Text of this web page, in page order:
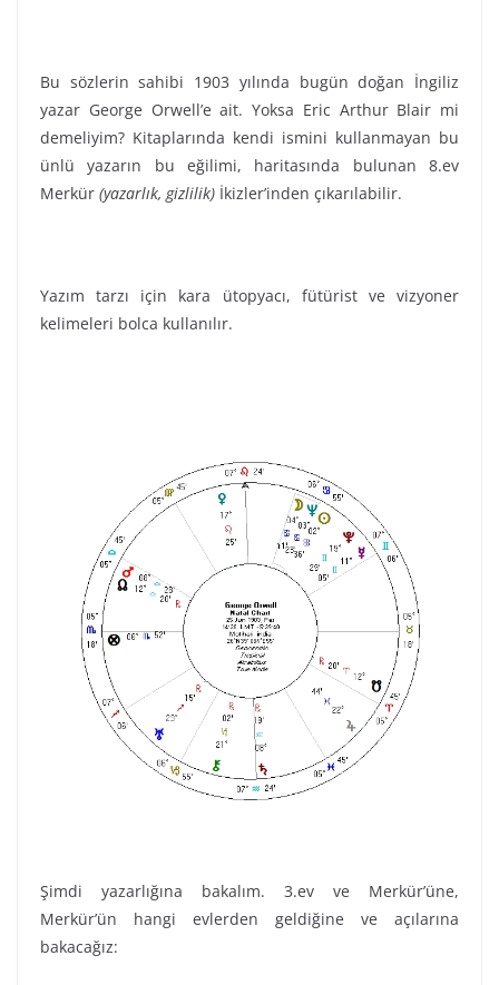
Bu sözlerin sahibi 1903 yılında bugün doğan İngiliz
yazar George Orwell’e ait. Yoksa Eric Arthur Blair mi
demeliyim? Kitaplarında kendi ismini kullanmayan bu
ünlü yazarın bu eğilimi, haritasında bulunan 8.ev
Merkür (yazarlık, gizlilik) İkizler’inden çıkarılabilir.
Yazım tarzı için kara ütopyacı, fütürist ve vizyoner
kelimeleri bolca kullanılır.
Şimdi yazarlığına bakalım. 3.ev ve Merkür’üne,
Merkür’ün hangi evlerden geldiğine ve açılarına
bakacağız: